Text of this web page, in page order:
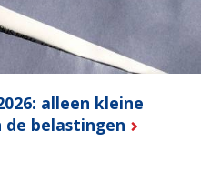
alleen kleine
de belastingen